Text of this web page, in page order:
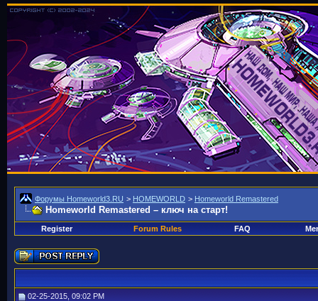
Форумы Homeworld3.RU > HOMEWORLD > Homeworld Remastered
Homeworld Remastered – ключ на старт!
Register Forum Rules FAQ
02-25-2015, 09:02 PM